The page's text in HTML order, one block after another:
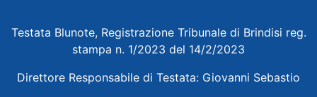
Testata Blunote, Registrazione Tribunale di Brindisi reg.
stampa n. 1/2023 del 14/2/2023
Direttore Responsabile di Testata: Giovanni Sebastio